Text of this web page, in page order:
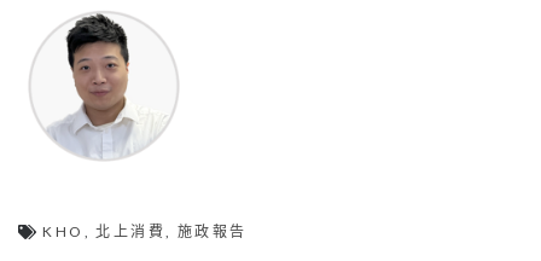
KHO ,北上消費 施政報告